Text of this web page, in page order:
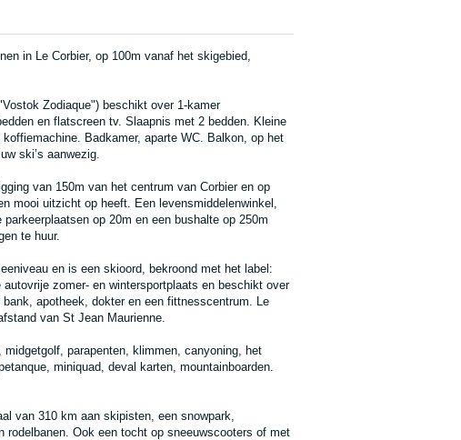
in Le Corbier, op 100m vanaf het skigebied,
Zodiaque") beschikt over 1-kamer
en flatscreen tv. Slaapnis met 2 bedden. Kleine
Badkamer, aparte WC. Balkon, op het
ski’s aanwezig.
van 150m van het centrum van Corbier en op
mooi uitzicht op heeft. Een levensmiddelenwinkel,
op 20m en een bushalte op 250m
te huur.
en is een skioord, bekroond met het label:
zomer- en wintersportplaats en beschikt over
apotheek, dokter en een fittnesscentrum. Le
van St Jean Maurienne.
midgetgolf, parapenten, klimmen, canyoning, het
miniquad, deval karten, mountainboarden.
van 310 km aan skipisten, een snowpark,
Ook een tocht op sneeuwscooters of met